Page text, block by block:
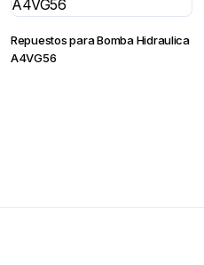
Repuestos para Bomba Hidraulica
A4VG56